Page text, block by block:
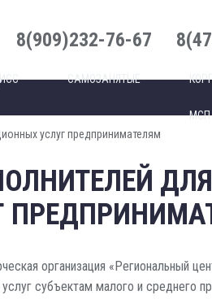
8(909)232-76-67
САМОЗАНЯТЫЕ
МСП
услуг предпринимателям
организация «Региональный
субъектам малого и среднего